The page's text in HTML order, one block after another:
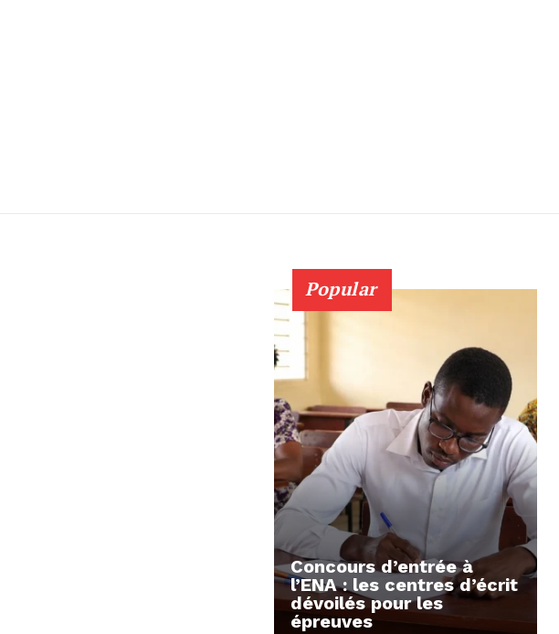
Popular
Concours d’entrée à
l’ENA : les centres d’écrit
dévoilés pour les
épreuves